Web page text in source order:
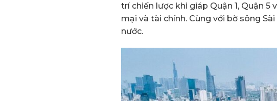
trí chiến lược khi giáp Quận 1, Quận
mại và tài chính. Cùng với bờ sông
nước.